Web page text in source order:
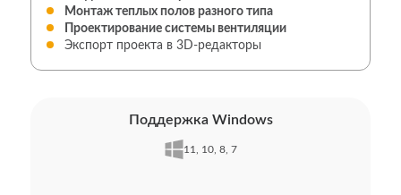
Монтаж теплых полов разного типа
Проектирование системы вентиляции
Экспорт проекта в 3D-редакторы
Поддержка Windows
11, 10, 8, 7